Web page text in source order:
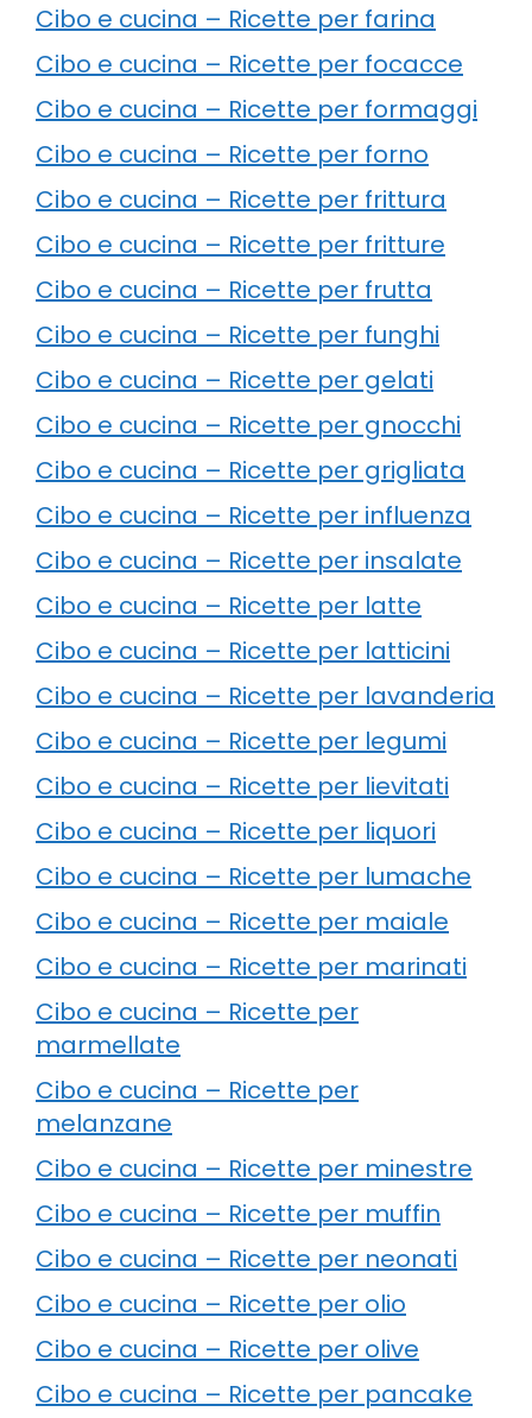
Cibo e cucina – Ricette per farina
Cibo e cucina – Ricette per focacce
Cibo e cucina – Ricette per formaggi
Cibo e cucina – Ricette per forno
Cibo e cucina – Ricette per frittura
Cibo e cucina – Ricette per fritture
Cibo e cucina – Ricette per frutta
Cibo e cucina – Ricette per funghi
Cibo e cucina – Ricette per gelati
Cibo e cucina – Ricette per gnocchi
Cibo e cucina – Ricette per grigliata
Cibo e cucina – Ricette per influenza
Cibo e cucina – Ricette per insalate
Cibo e cucina – Ricette per latte
Cibo e cucina – Ricette per latticini
Cibo e cucina – Ricette per lavanderia
Cibo e cucina – Ricette per legumi
Cibo e cucina – Ricette per lievitati
Cibo e cucina – Ricette per liquori
Cibo e cucina – Ricette per lumache
Cibo e cucina – Ricette per maiale
Cibo e cucina – Ricette per marinati
Cibo e cucina – Ricette per
marmellate
Cibo e cucina – Ricette per
melanzane
Cibo e cucina – Ricette per minestre
Cibo e cucina – Ricette per muffin
Cibo e cucina – Ricette per neonati
Cibo e cucina – Ricette per olio
Cibo e cucina – Ricette per olive
Cibo e cucina – Ricette per pancake